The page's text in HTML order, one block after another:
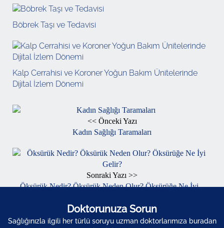
Böbrek Taşı ve Tedavisi
Kalp Cerrahisi ve Koroner Yoğun Bakım Ünitelerinde
Dijital İzlem Dönemi
<< Önceki Yazı
Kadın Sağlığı Taramaları
Sonraki Yazı >>
Öksürük Nedir? Öksürük Neden Olur? Öksürüğe Ne İyi...
Doktorunuza Sorun
Sağlığınızla ilgili her türlü soruyu uzman doktorlarımıza buradan